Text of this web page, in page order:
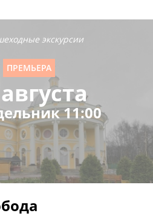
экскурсии
ПРЕМЬЕРА
11:00